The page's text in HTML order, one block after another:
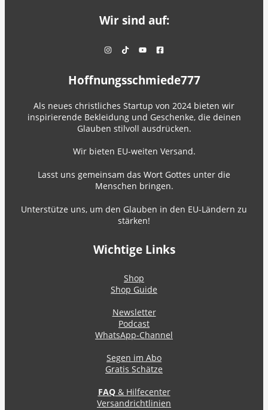
Wir sind auf:
Hoffnungsschmiede777
Als neues christliches Startup von 2024 bieten wir
inspirierende Bekleidung und Geschenke, die deinen
Glauben stilvoll ausdrücken.
Wir bieten EU-weiten Versand.
Lasst uns gemeinsam das Wort Gottes unter die
Menschen bringen.
Unterstütze uns, um den Glauben in den EU-Ländern zu
stärken!
Wichtige Links
Shop
Shop Guide
Newsletter
Podcast
WhatsApp-Channel
Segen im Abo
Gratis Schätze
FAQ& Hilfecenter
Versandrichtlinien